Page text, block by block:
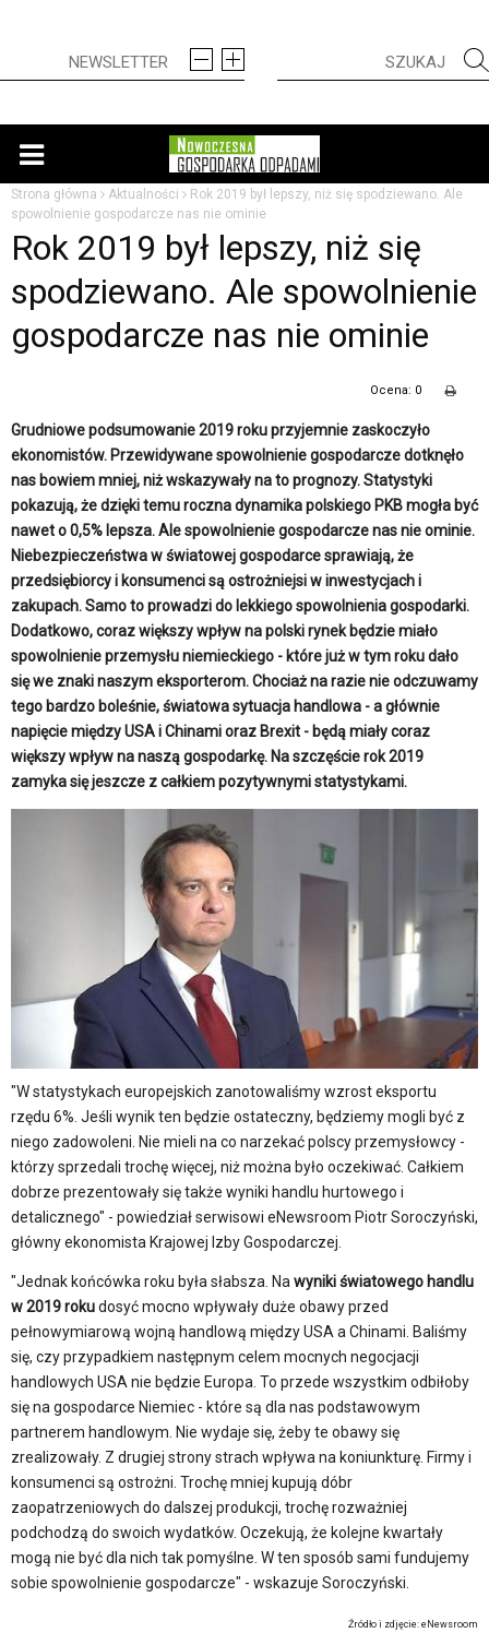
Strona główna Aktualności
Rok 2019 był lepszy, niż się spodziewano. Ale
spowolnienie gospodarcze nas nie ominie
Rok 2019 był lepszy, niż się
spodziewano. Ale spowolnienie
gospodarcze nas nie ominie
Ocena: 0
Grudniowe podsumowanie 2019 roku przyjemnie zaskoczyło
ekonomistów. Przewidywane spowolnienie gospodarcze dotknęło
nas bowiem mniej, niż wskazywały na to prognozy. Statystyki
pokazują, że dzięki temu roczna dynamika polskiego PKB mogła być
nawet o 0,5% lepsza. Ale spowolnienie gospodarcze nas nie ominie.
Niebezpieczeństwa w światowej gospodarce sprawiają, że
przedsiębiorcy i konsumenci są ostrożniejsi w inwestycjach i
zakupach. Samo to prowadzi do lekkiego spowolnienia gospodarki.
Dodatkowo, coraz większy wpływ na polski rynek będzie miało
spowolnienie przemysłu niemieckiego - które już w tym roku dało
się we znaki naszym eksporterom. Chociaż na razie nie odczuwamy
tego bardzo boleśnie, światowa sytuacja handlowa - a głównie
napięcie między USA i Chinami oraz Brexit - będą miały coraz
większy wpływ na naszą gospodarkę. Na szczęście rok 2019
zamyka się jeszcze z całkiem pozytywnymi statystykami.
"W statystykach europejskich zanotowaliśmy wzrost eksportu
rzędu 6%. Jeśli wynik ten będzie ostateczny, będziemy mogli być z
niego zadowoleni. Nie mieli na co narzekać polscy przemysłowcy -
którzy sprzedali trochę więcej, niż można było oczekiwać. Całkiem
dobrze prezentowały się także wyniki handlu hurtowego i
detalicznego" - powiedział serwisowi eNewsroom Piotr Soroczyński,
główny ekonomista Krajowej Izby Gospodarczej.
"Jednak końcówka roku była słabsza. Nawyniki światowego handlu
w 2019 rokudosyć mocno wpływały duże obawy przed
pełnowymiarową wojną handlową między USA a Chinami. Baliśmy
się, czy przypadkiem następnym celem mocnych negocjacji
handlowych USA nie będzie Europa. To przede wszystkim odbiłoby
się na gospodarce Niemiec - które są dla nas podstawowym
partnerem handlowym. Nie wydaje się, żeby te obawy się
zrealizowały. Z drugiej strony strach wpływa na koniunkturę. Firmy i
konsumenci są ostrożni. Trochę mniej kupują dóbr
zaopatrzeniowych do dalszej produkcji, trochę rozważniej
podchodzą do swoich wydatków. Oczekują, że kolejne kwartały
mogą nie być dla nich tak pomyślne. W ten sposób sami fundujemy
sobie spowolnienie gospodarcze" - wskazuje Soroczyński.
Źródło i zdjęcie: eNewsroom